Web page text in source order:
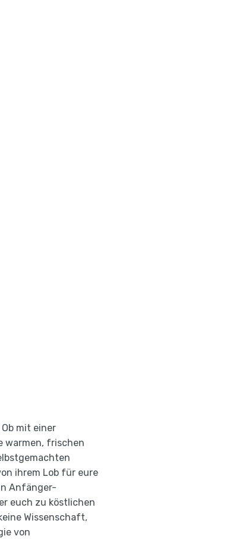
mit einer
warmen, frischen
ihrem Lob für eure
Anfänger-
euch zu köstlichen
Wissenschaft,
von